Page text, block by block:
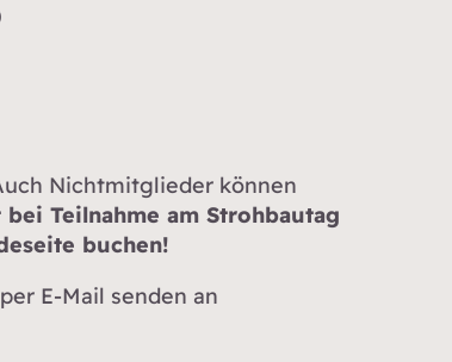
Nichtmitglieder können
Teilnahme am Strohbautag
buchen!
E-Mail senden an